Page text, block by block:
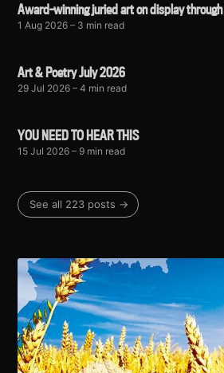
Award-winning juried art on display
1 Aug 2026 – 3 min read
Art & Poetry July 2026
29 Jul 2026 – 4 min read
YOU NEED TO HEAR THIS
15 Jul 2026 – 9 min read
See all 223 posts →